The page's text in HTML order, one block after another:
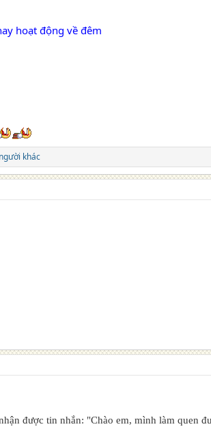
hoạt động về đêm
khác
được tin nhắn: "Chào em, mình làm quen